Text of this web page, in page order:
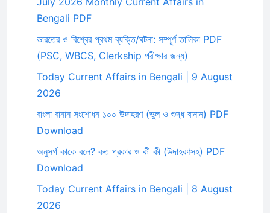
Bengali PDF
ভারতের ও বিশ্বের প্রথম ব্যক্তি/ঘটনা: সম্পূর্ণ তালিকা PDF
(PSC, WBCS, Clerkship পরীক্ষার জন্য)
Today Current Affairs in Bengali | 9 August
2026
বাংলা বানান সংশোধন ১০০ উদাহরণ (ভুল ও শুদ্ধ বানান) PDF
Download
অনুসর্গ কাকে বলে? কত প্রকার ও কী কী (উদাহরণসহ) PDF
Download
Today Current Affairs in Bengali | 8 August
2026